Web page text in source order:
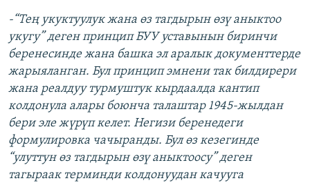
-“Тең укуктуулук жана өз тагдырын өзү аныктоо
укугу” деген принцип БУУ уставынын биринчи
беренесинде жана башка эл аралык документтерде
жарыяланган. Бул принцип эмнени так билдирери
жана реалдуу турмуштук кырдаалда кантип
колдонула алары боюнча талаштар 1945-жылдан
бери эле жүрүп келет. Негизи беренедеги
формулировка чачыранды. Бул өз кезегинде
“улуттун өз тагдырын өзү аныктоосу” деген
тагыраак терминди колдонуудан качууга